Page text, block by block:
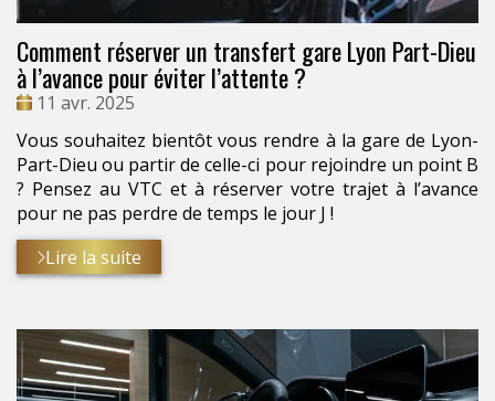
Comment réserver un transfert gare Lyon Part-Dieu
à l’avance pour éviter l’attente ?
Date
11 avr. 2025
Vous souhaitez bientôt vous rendre à la gare de Lyon-
Part-Dieu ou partir de celle-ci pour rejoindre un point B
? Pensez au VTC et à réserver votre trajet à l’avance
pour ne pas perdre de temps le jour J !
Lire la suite